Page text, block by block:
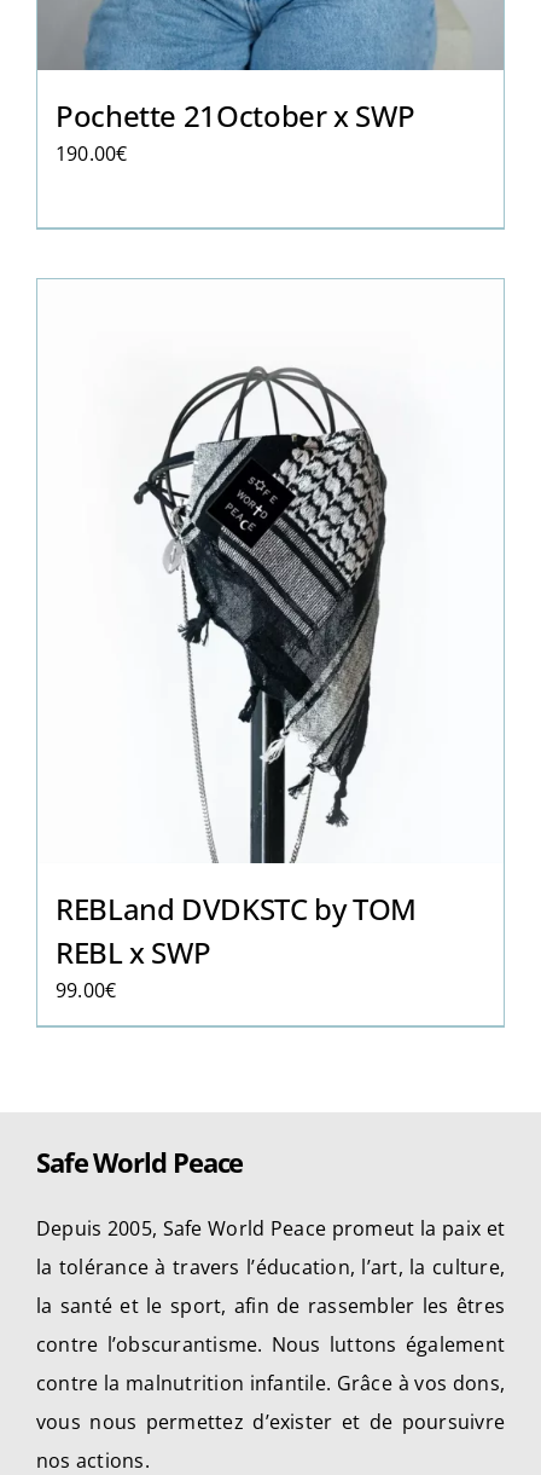
Pochette 21October x SWP
190.00€
REBLand DVDKSTC by TOM
REBL x SWP
99.00€
Safe World Peace
Depuis 2005, Safe World Peace promeut la paix et
la tolérance à travers l’éducation, l’art, la culture,
la santé et le sport, afin de rassembler les êtres
contre l’obscurantisme. Nous luttons également
contre la malnutrition infantile. Grâce à vos dons,
vous nous permettez d’exister et de poursuivre
nos actions.